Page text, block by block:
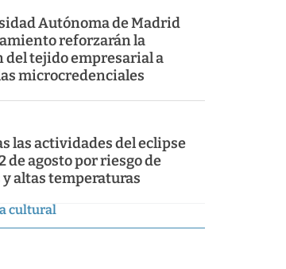
Autónoma de Madrid
reforzarán la
del tejido empresarial a
microcredenciales
las actividades del eclipse
de agosto por riesgo de
altas temperaturas
cultural